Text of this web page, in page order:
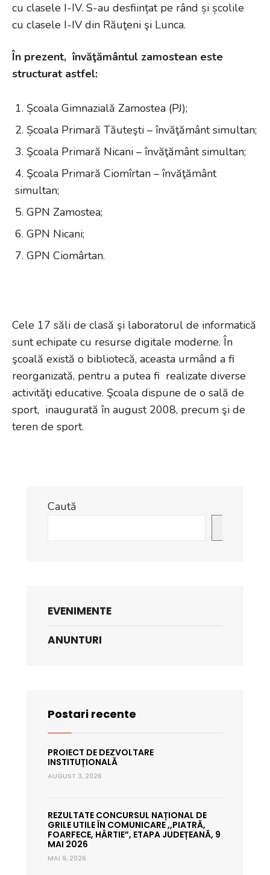
cu clasele I-IV. S-au desființat pe rând și școlile
cu clasele I-IV din Răuţeni şi Lunca.
În prezent, învăţământul zamostean este
structurat astfel:
Școala Gimnazială Zamostea (PJ);
Școala Primară Tăuteşti – învăţământ simultan;
Şcoala Primară Nicani – învăţământ simultan;
Şcoala Primară Ciomîrtan – învăţământ
simultan;
GPN Zamostea;
GPN Nicani;
GPN Ciomârtan.
Cele 17 săli de clasă şi laboratorul de informatică
sunt echipate cu resurse digitale moderne. În
şcoală există o bibliotecă, aceasta urmând a fi
reorganizată, pentru a putea fi realizate diverse
activităţi educative. Şcoala dispune de o sală de
sport, inaugurată în august 2008, precum şi de
teren de sport.
Caută
EVENIMENTE
ANUNTURI
Postari recente
PROIECT DE DEZVOLTARE
INSTITUȚIONALĂ
AUGUST 3, 2026
REZULTATE CONCURSUL NAȚIONAL DE
GRILE UTILE ÎN COMUNICARE ,,PIATRĂ,
FOARFECE, HÂRTIE”, ETAPA JUDEȚEANĂ, 9
MAI 2026
MAI 9, 2026